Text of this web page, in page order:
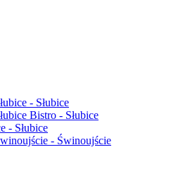
- Słubice
Bistro - Słubice
- Słubice
- Świnoujście